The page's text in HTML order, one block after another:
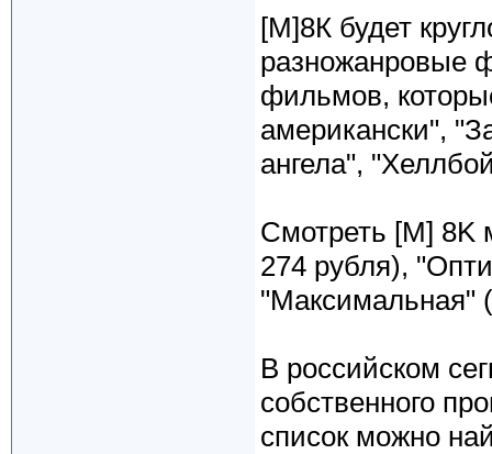
[М]8К будет
разножанровые
фильмов,
американски",
ангела",
Смотреть [М] 8K
274 рубля),
"Максимальная"
В российском
собственного
список можно